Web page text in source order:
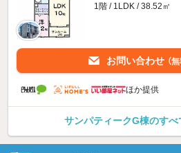
1階 / 1LDK / 38.52㎡
お問い合わせ （
ほか提供
サンパティークG棟のすべ